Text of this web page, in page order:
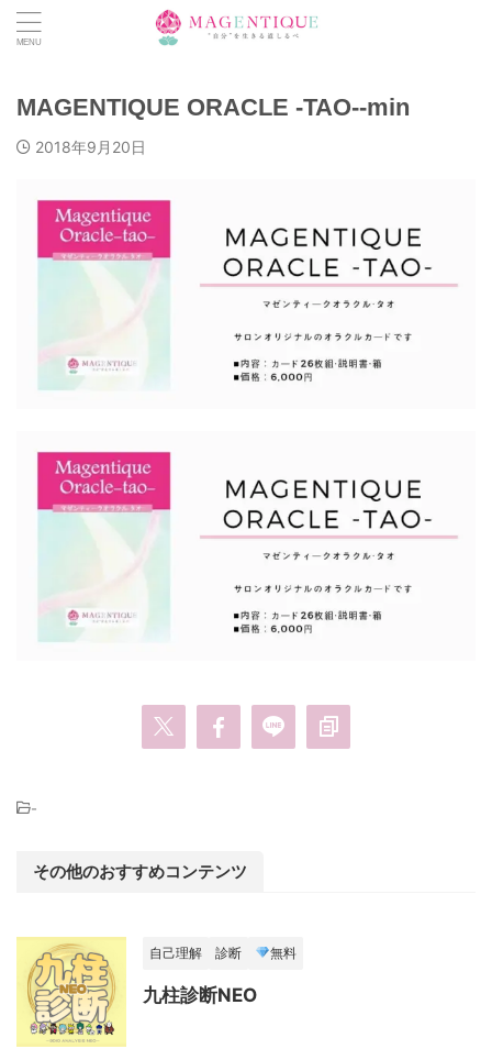
MAGENTIQUE ORACLE -TAO--min
2018年9月20日
-
その他のおすすめコンテンツ
自己理解 診断 無料
九柱診断NEO